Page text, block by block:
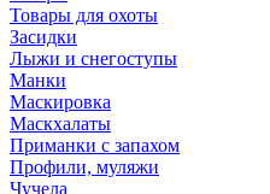
Товары для охоты
Засидки
Лыжи и снегоступы
Манки
Маскировка
Маскхалаты
Приманки с запахом
Профили, муляжи
Чучела